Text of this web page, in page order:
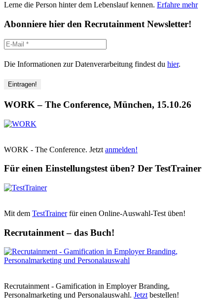
Lerne die Person hinter dem Lebenslauf kennen. Erfahre mehr
Abonniere hier den Recrutainment Newsletter!
Die Informationen zur Datenverarbeitung findest du hier.
WORK – The Conference, München, 15.10.26
WORK - The Conference. Jetzt anmelden!
Für einen Einstellungstest üben? Der TestTrainer
Mit dem TestTrainerfür einen Online-Auswahl-Test üben!
Recrutainment – das Buch!
Recrutainment - Gamification in Employer Branding,
Personalmarketing und Personalauswahl. Jetzt bestellen!